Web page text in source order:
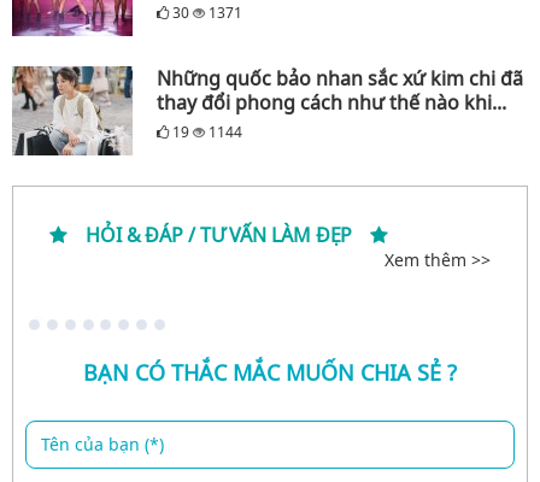
30 1371
Những quốc bảo nhan sắc xứ kim chi đã
thay đổi phong cách như thế nào khi...
19 1144
HỎI & ĐÁP / TƯ VẤN LÀM ĐẸP
Xem thêm >>
BẠN CÓ THẮC MẮC MUỐN CHIA SẺ ?